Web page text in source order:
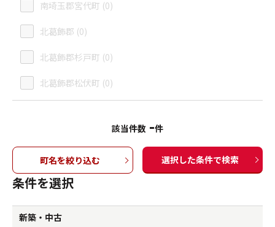
南埼玉郡宮代町 (0)
北葛飾郡 (0)
北葛飾郡杉戸町 (0)
北葛飾郡松伏町 (0)
該当件数 -件
町名を絞り込む 選択した条件で検索
条件を選択
新築・中古